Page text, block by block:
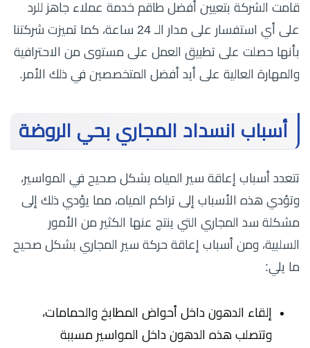
قامت الشركة بتعيين أفضل طاقم خدمة عملاء جاهز للرد
على أي استفسار على مدار الـ 24 ساعة، كما تميزت شركتنا
بأنها حصلت على تطبيق العمل على مستوى من الاحترافية
والمهارة العالية على أيد أفضل المتخصصين في ذلك الأمر.
أسباب انسداد المجاري بحي الروضة
تتعدد أسباب إعاقة سير المياه بشكل صحيح في المواسير،
وتؤدي هذه الأسباب إلى تراكم المياه، مما يؤدي ذلك إلى
مشكلة سد المجاري التي ينتج عنها الكثير من الأمور
السلبية، ومن أسباب إعاقة حركة سير المجاري بشكل صحيح
ما يلي:
إلقاء الدهون داخل أحواض المطابخ والحمامات،
وتتصلب هذه الدهون داخل المواسير مسببة